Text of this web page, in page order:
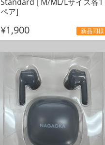
ペア]
¥1,900 新品同様